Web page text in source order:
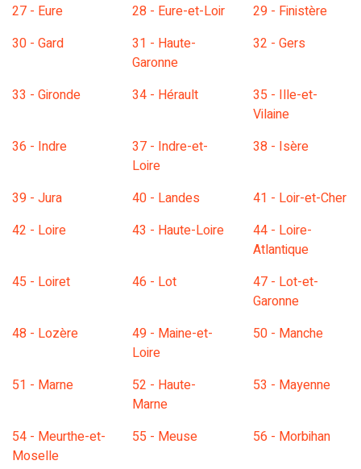
27 - Eure
28 - Eure-et-Loir
29 - Finistère
30 - Gard
31 - Haute-
Garonne
32 - Gers
33 - Gironde 34 - Hérault
35 - Ille-et-
Vilaine
36 - Indre
37 - Indre-et-
Loire
38 - Isère
39 - Jura 40 - Landes
41 - Loir-et-Cher
42 - Loire
43 - Haute-Loire
44 - Loire-
Atlantique
45 - Loiret
46 - Lot
47 - Lot-et-
Garonne
48 - Lozère
49 - Maine-et-
Loire
50 - Manche
51 - Marne
52 - Haute-
Marne
53 - Mayenne
54 - Meurthe-et-
Moselle
55 - Meuse 56 - Morbihan